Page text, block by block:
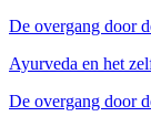
De overgang door
Ayurveda en het
De overgang door